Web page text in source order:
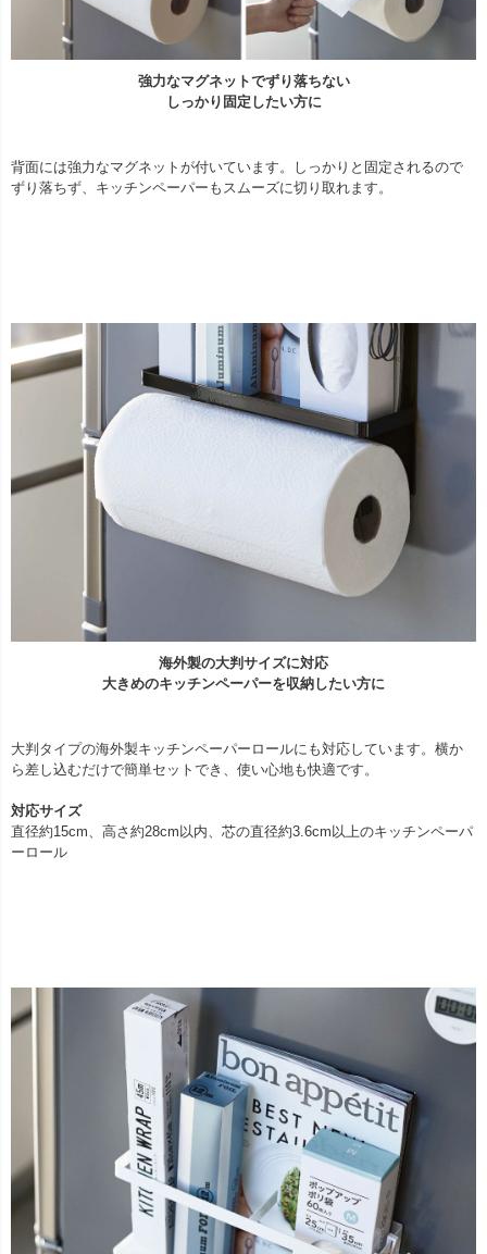
強力なマグネットでずり落ちない
しっかり固定したい方に
背面には強力なマグネットが付いています。しっかりと固定されるので
ずり落ちず、キッチンペーパーもスムーズに切り取れます。
海外製の大判サイズに対応
大きめのキッチンペーパーを収納したい方に
大判タイプの海外製キッチンペーパーロールにも対応しています。横か
ら差し込むだけで簡単セットでき、使い心地も快適です。
対応サイズ
直径約15cm、高さ約28cm以内、芯の直径約3.6cm以上のキッチンペーパ
ーロール